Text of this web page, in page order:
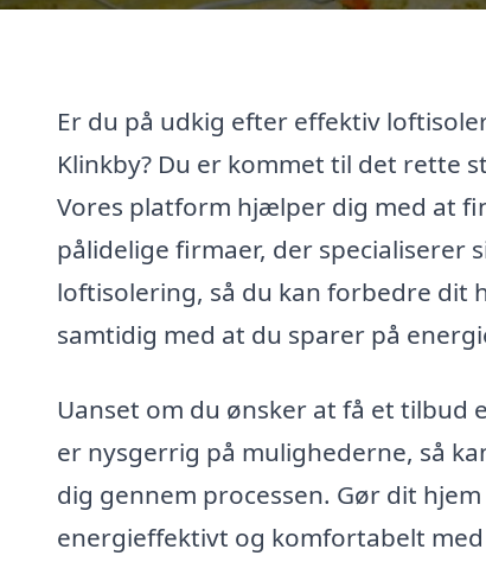
Er du på udkig efter effektiv
Klinkby? Du er kommet til det rette
Vores platform hjælper dig med at
pålidelige firmaer, der specialiserer
loftisolering, så du kan forbedre dit
samtidig med at du sparer på
Uanset om du ønsker at få et tilbud
er nysgerrig på mulighederne, så
dig gennem processen. Gør dit
energieffektivt og komfortabelt med